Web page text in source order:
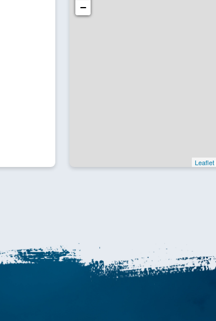
−
Leaflet